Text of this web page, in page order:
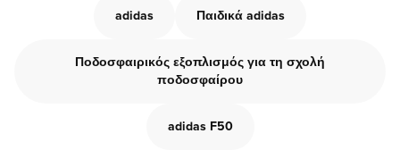
adidas Παιδικά adidas
Ποδοσφαιρικός εξοπλισμός για τη σχολή
ποδοσφαίρου
adidas F50